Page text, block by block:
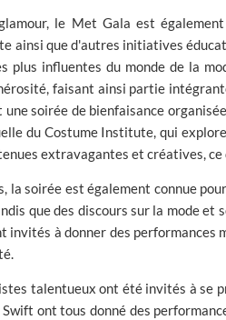
le Met Gala est
ainsi que d'autres initiatives
plus influentes du monde de la
faisant ainsi partie
soirée de bienfaisance
du Costume Institute, qui
extravagantes et créatives,
la soirée est également connue
que des discours sur la mode
invités à donner des performances
talentueux ont été invités à se
ont tous donné des